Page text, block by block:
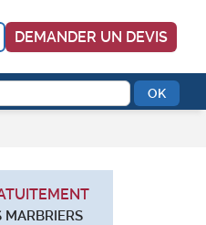
DEMANDER UN DEVIS
MARBRIERS